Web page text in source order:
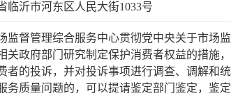
临沂市河东区人民大街1033号
监督管理综合服务中心贯彻党中央关于市场
关政府部门研究制定保护消费者权益的措施
者的投诉，并对投诉事项进行调查、调解和
务质量问题的，可以提请鉴定部门鉴定，鉴